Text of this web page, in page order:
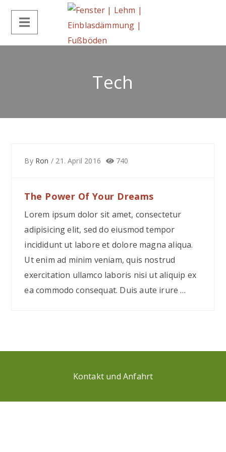
Tech
By Ron / 21. April 2016 740
The Power Of Your Dreams
Lorem ipsum dolor sit amet, consectetur
adipisicing elit, sed do eiusmod tempor
incididunt ut labore et dolore magna aliqua.
Ut enim ad minim veniam, quis nostrud
exercitation ullamco laboris nisi ut aliquip ex
ea commodo consequat. Duis aute irure …
Kontakt und Anfahrt